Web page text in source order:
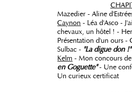
Mazedier - Aline
Caynon - Léa d'Asco -
chevaux, un hôtel ! -
Présentation d'un ours
Sulbac - "La digue don !"
Kelm - Mon concours
en Goguette"- Une
Un curieux certificat